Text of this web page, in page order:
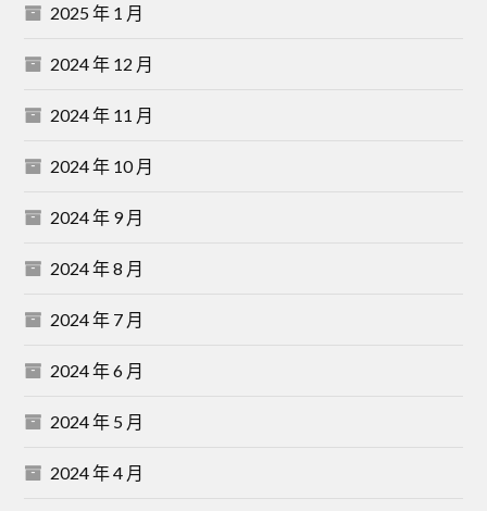
2025 年 1 月
2024 年 12 月
2024 年 11 月
2024 年 10 月
2024 年 9 月
2024 年 8 月
2024 年 7 月
2024 年 6 月
2024 年 5 月
2024 年 4 月